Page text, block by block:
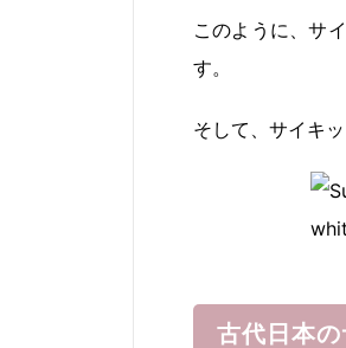
このように、サ
す。
そして、サイキ
古代日本